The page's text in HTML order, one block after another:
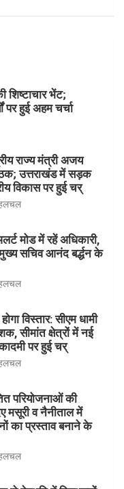
भेंट;
हुई अहम चर्चा
राज्य मंत्री अजय
उत्तराखंड में सड़क
विकास पर हुई चर्
हलचल
मोड में रहें अधिकारी,
सचिव आनंद बर्द्धन के
हलचल
विस्तार: सीएम धामी
सीमांत क्षेत्रों में नई
पर हुई चर्
हलचल
परियोजनाओं की
मसूरी व नैनीताल में
का प्रस्ताव बनाने के
हलचल